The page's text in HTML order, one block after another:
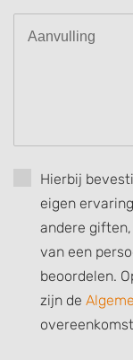
Hierbij
eigen
andere
van een
beoordelen.
zijn de
or combinations
Use precise
Identify
actively
Necessary
Performance